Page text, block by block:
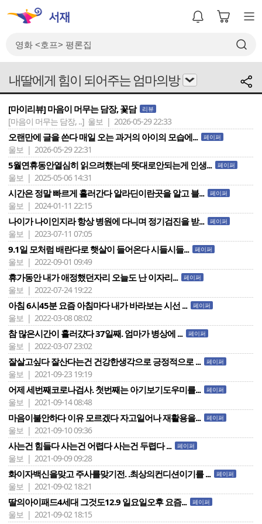
내딸에게 힘이 되어주는 엄마의방
[마이리뷰] 마음이 머무는 담장, 꽃담 리뷰
[마음이 머무는 담장, ..] 울보 | 2026-05-29 22:33
오랜만에 글을 쓴다 매일 오는 과거의 아이의 모습에... 페이퍼
울보 | 2026-05-29 22:31
5월연휴동안열심히 읽으려했는데 뜻대로안되는게 인생... 페이퍼
울보 | 2025-05-06 14:31
시간은 정말 빠르게 흘러간다 알라딘이란곳을 알고 블... 페이퍼
울보 | 2024-01-11 22:15
나이가 나이인지라 항상 병원에 다니며 정기검진을 받... 페이퍼
울보 | 2023-07-11 07:05
9.1일 모처럼 배란다로 햇살이 들어온다 시들시들... 페이퍼
울보 | 2022-09-01 09:49
휴가동안 내가 애정했던자리 오늘도 난 이자리... 페이퍼
울보 | 2022-07-24 19:22
아침 6시45분 요즘 아침마다 내가 바라보는 시선 ... 페이퍼
울보 | 2022-03-08 08:02
참 많은시간이 흘러걌다 37일째. 엄마가 병상에 ... 페이퍼
울보 | 2022-03-07 23:02
잘살고싶다 잘산다는건 건강한생각으로 긍정적으로 ... 페이퍼
울보 | 2021-09-23 19:19
어제 세번째코로나검사. 첫번째는 아기보기도우미를... 페이퍼
울보 | 2021-09-14 08:48
마음이불안하다 이유 모르겠다 자고일어나 재활용을... 페이퍼
울보 | 2021-09-10 09:36
사는건 힘들다 사는건 어렵다 사는건 두렵다 ... 페이퍼
울보 | 2021-09-09 09:28
화이자백신을맞고 주사를맞기전. .최상의컨디션이기를 ... 페이퍼
울보 | 2021-09-02 18:21
딸의아이패드4세대 그것도12.9 일요일오후 요즘... 페이퍼
울보 | 2021-09-02 18:15